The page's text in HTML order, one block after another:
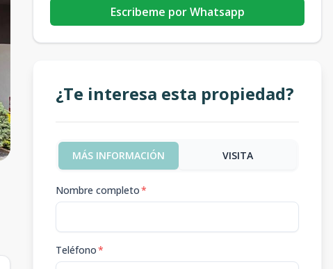
Escribeme por Whatsapp
¿Te interesa esta propiedad?
MÁS INFORMACIÓN VISITA
Nombre completo*
Teléfono*